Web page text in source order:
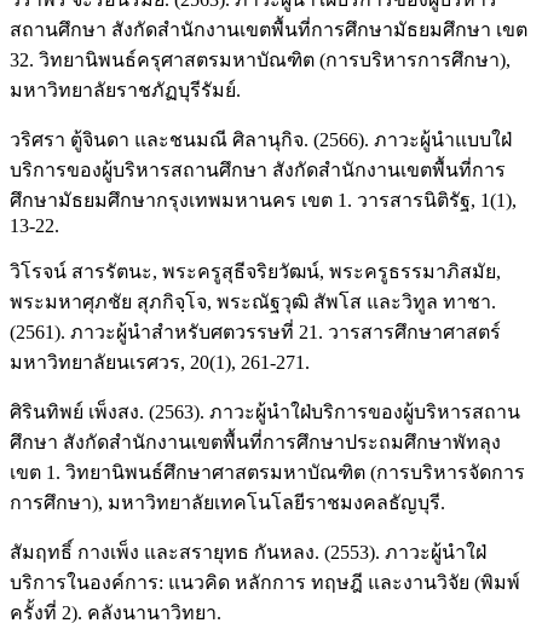
สถานศึกษา สังกัดสำนักงานเขตพื้นที่การศึกษามัธยมศึกษา เขต
32. วิทยานิพนธ์ครุศาสตรมหาบัณฑิต (การบริหารการศึกษา),
มหาวิทยาลัยราชภัฏบุรีรัมย์.
วริศรา ตู้จินดา และชนมณี ศิลานุกิจ. (2566). ภาวะผู้นำแบบใฝ่
บริการของผู้บริหารสถานศึกษา สังกัดสำนักงานเขตพื้นที่การ
ศึกษามัธยมศึกษากรุงเทพมหานคร เขต 1. วารสารนิติรัฐ, 1(1),
13-22.
วิโรจน์ สารรัตนะ, พระครูสุธีจริยวัฒน์, พระครูธรรมาภิสมัย,
พระมหาศุภชัย สุภกิจฺโจ, พระณัฐวุฒิ สัพโส และวิทูล ทาชา.
(2561). ภาวะผู้นำสำหรับศตวรรษที่ 21. วารสารศึกษาศาสตร์
มหาวิทยาลัยนเรศวร, 20(1), 261-271.
ศิรินทิพย์ เพ็งสง. (2563). ภาวะผู้นำใฝ่บริการของผู้บริหารสถาน
ศึกษา สังกัดสำนักงานเขตพื้นที่การศึกษาประถมศึกษาพัทลุง
เขต 1. วิทยานิพนธ์ศึกษาศาสตรมหาบัณฑิต (การบริหารจัดการ
การศึกษา), มหาวิทยาลัยเทคโนโลยีราชมงคลธัญบุรี.
สัมฤทธิ์ กางเพ็ง และสรายุทธ กันหลง. (2553). ภาวะผู้นำใฝ่
บริการในองค์การ: แนวคิด หลักการ ทฤษฎี และงานวิจัย (พิมพ์
ครั้งที่ 2). คลังนานาวิทยา.